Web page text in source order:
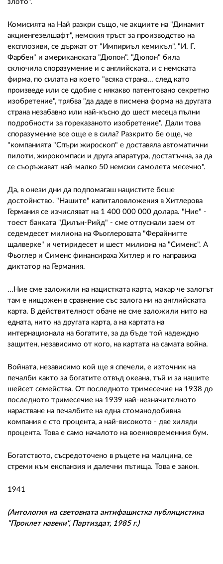
злото".
Комисията на Най разкри също, че акциите на "Динамит
акциенгезелшафт", немския тръст за производство на
експлозиви, се държат от "Импириъл кемикъл", "И. Г.
Фарбен" и американската "Дюпон". "Дюпон" била
сключила споразумение и с английската, и с немската
фирма, по силата на което "всяка страна... след като
произведе или се сдобие с някакво патентовано секретно
изобретение", трябва "да даде в писмена форма на другата
страна незабавно или най-късно до шест месеца пълни
подробности за гореказаното изобретение". Дали това
споразумение все още е в сила? Разкрито бе още, че
"компанията "Спъри жироскоп" е доставяла автоматични
пилоти, жирокомпаси и друга апаратура, достатъчна, за да
се съоръжават най-малко 50 немски самолета месечно".
Да, в онези дни да подпомагаш нацистите беше
достойнство. "Нашите" капиталовложения в Хитлерова
Германия се изчисляват на 1 400 000 000 долара. "Ние" -
тоест банката "Дилън-Рийд" - сме отпуснали заем от
седемдесет милиона на Фьоглеровата "Ферайнигте
щалверке" и четиридесет и шест милиона на "Сименс". А
Фьоглер и Сименс финансираха Хитлер и го направиха
диктатор на Германия.
...Ние сме заложили на нацистката карта, макар че залогът
там е нищожен в сравнение със залога ни на английската
карта. В действителност обаче не сме заложили нито на
едната, нито на другата карта, а на картата на
интернационала на богатите, за да бъде той надеждно
защитен, независимо от кого, на картата на самата война.
Войната, независимо кой ще я спечели, е източник на
печалби както за богатите отвъд океана, тъй и за нашите
шейсет семейства. От последното тримесечие на 1938 до
последното тримесечие на 1939 най-незначителното
нарастване на печалбите на една стоманодобивна
компания е сто процента, а най-високото - две хиляди
процента. Това е само началото на военновременния бум.
Богатството, съсредоточено в ръцете на малцина, се
стреми към експанзия и далечни пътища. Това е закон.
1941
(Антология на световната антифашистка публицистика
"Проклет навеки", Партиздат, 1985 г.)